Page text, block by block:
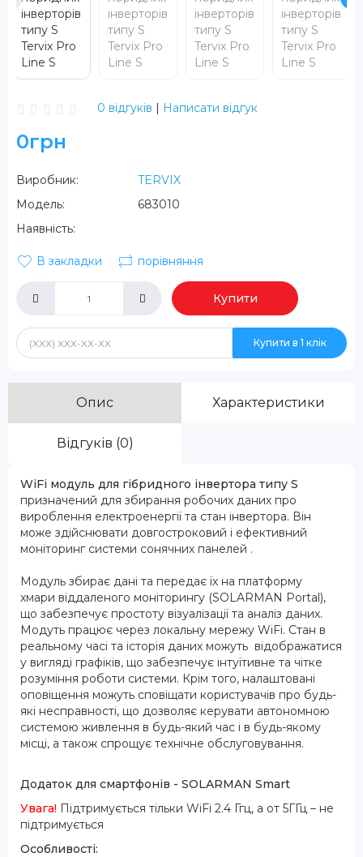
0 відгуків | Написати відгук
0грн
Виробник:
TERVIX
Модель:
683010
Наявність:
В закладки порівняння
Купити
Купити в 1 клік
Опис Характеристики
Відгуків (0)
WiFi модуль для гібридного інвертора типу S
призначений для збирання робочих даних про
вироблення електроенергії та стан інвертора. Він
може здійснювати довгостроковий і ефективний
моніторинг системи сонячних панелей .
Модуль збирає дані та передає їх на платформу
хмари віддаленого моніторингу (SOLARMAN Portal),
що забезпечує простоту візуалізації та аналіз даних.
Модуть працює через локальну мережу WiFi. Стан в
реальному часі та історія даних можуть відображатися
у вигляді графіків, що забезпечує інтуїтивне та чітке
розуміння роботи системи. Крім того, налаштовані
оповіщення можуть сповіщати користувачів про будь-
які несправності, що дозволяє керувати автономною
системою живлення в будь-який час і в будь-якому
місці, а також спрощує технічне обслуговування.
Додаток для смартфонів - SOLARMAN Smart
Увага! Підтримується тільки WiFi 2.4 Ггц, а от 5ГГц – не
підтримується
Особливості: